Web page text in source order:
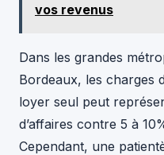
vos revenus
Dans les grandes
Bordeaux, les charges
loyer seul peut
d’affaires contre 5 à
Cependant, une